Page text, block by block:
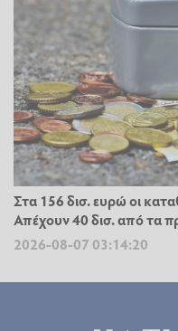
Στα 156 δισ. ευρώ οι
Απέχουν 40 δισ. από τα
2026-08-07 03:14:20